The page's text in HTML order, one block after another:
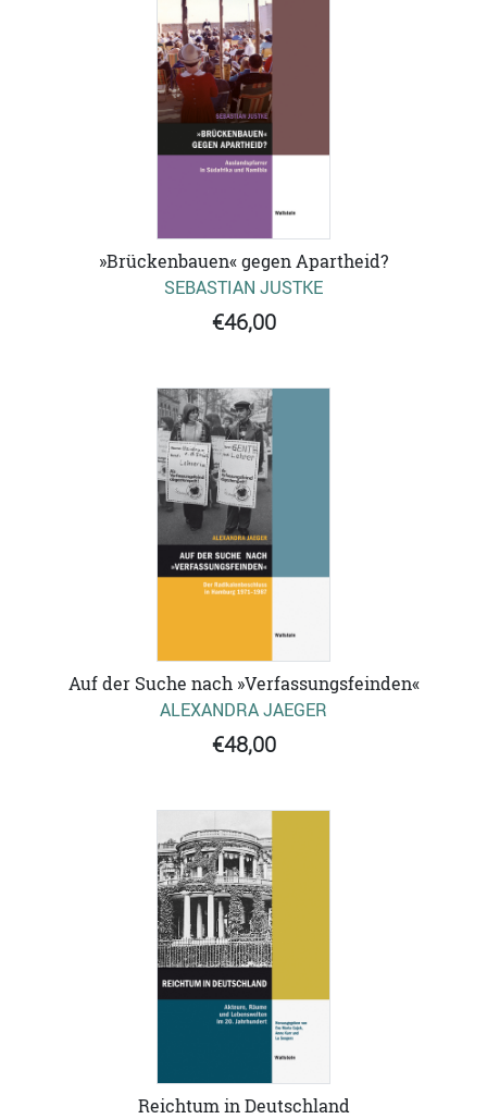
»Brückenbauen« gegen Apartheid?
SEBASTIAN JUSTKE
€46,00
Auf der Suche nach »Verfassungsfeinden«
ALEXANDRA JAEGER
€48,00
Reichtum in Deutschland